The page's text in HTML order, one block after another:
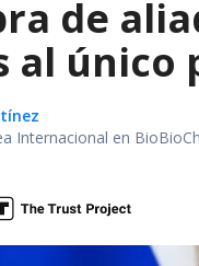
de
al
Internacional en